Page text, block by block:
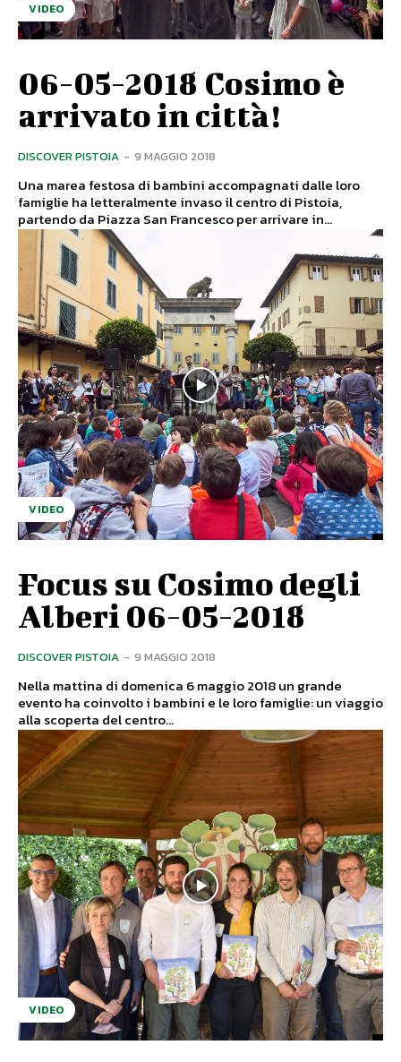
VIDEO
06-05-2018 Cosimo è
arrivato in città!
DISCOVER PISTOIA - 9 MAGGIO 2018
Una marea festosa di bambini accompagnati dalle loro
famiglie ha letteralmente invaso il centro di Pistoia,
partendo da Piazza San Francesco per arrivare in...
VIDEO
Focus su Cosimo degli
Alberi 06-05-2018
DISCOVER PISTOIA - 9 MAGGIO 2018
Nella mattina di domenica 6 maggio 2018 un grande
evento ha coinvolto i bambini e le loro famiglie: un viaggio
alla scoperta del centro...
VIDEO